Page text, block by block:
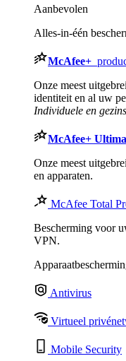
Aanbevolen
Alles-in-één
McAfee+
Onze meest
identiteit en al uw
Individuele en
McAfee+
Onze meest
en apparaten.
McAfee Total
Bescherming voor
VPN.
Antivirus
Virtueel
Mobile Security